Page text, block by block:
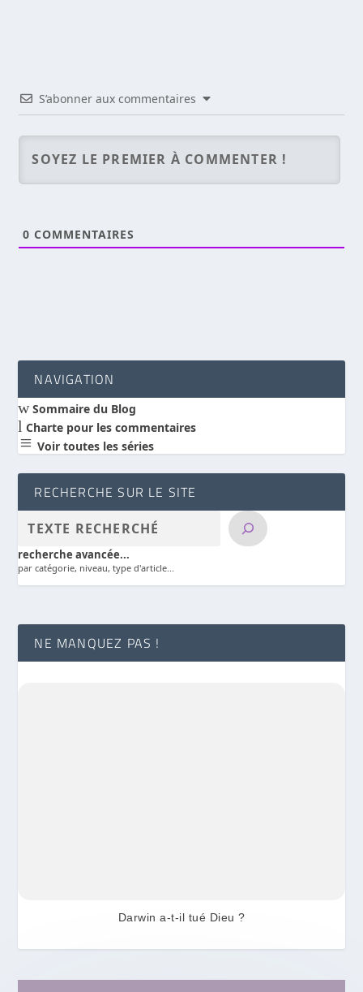
S’abonner aux commentaires
0 COMMENTAIRES
NAVIGATION
wSommaire du Blog
l Charte pour les commentaires
a Voir toutes les séries
RECHERCHE SUR LE SITE
recherche avancée...
par catégorie, niveau, type d'article...
NE MANQUEZ PAS !
Darwin a-t-il tué Dieu ?